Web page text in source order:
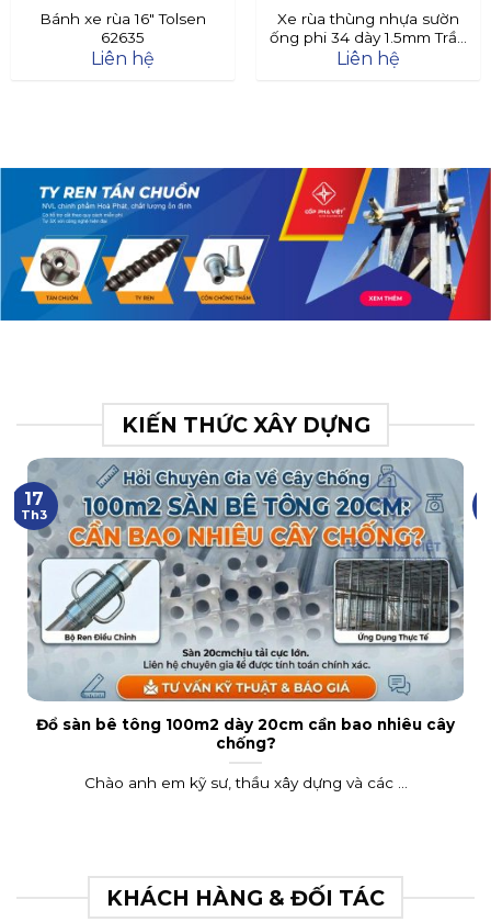
Bánh xe rùa 16″ Tolsen
62635
Liên hệ
Xe rùa thùng nhựa sườn
ống phi 34 dày 1.5mm Trần
Đà
Liên hệ
KIẾN THỨC XÂY DỰNG
Đổ sàn bê tông 100m2 dày 20cm cần bao nhiêu cây
chống?
Chào anh em kỹ sư, thầu xây dựng và các ...
17
Th3
KHÁCH HÀNG & ĐỐI TÁC